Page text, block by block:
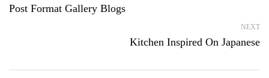
Post Format Gallery Blogs
NEXT
Kitchen Inspired On Japanese